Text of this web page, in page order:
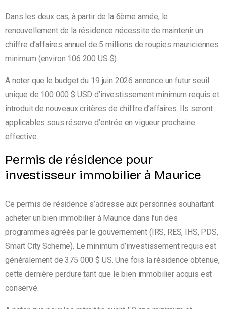
Dans les deux cas, à partir de la 6ème année, le
renouvellement de la résidence nécessite de maintenir un
chiffre d’affaires annuel de 5 millions de roupies mauriciennes
minimum (environ 106 200 US $).
A noter que le budget du 19 juin 2026 annonce un futur seuil
unique de 100 000 $ USD d’investissement minimum requis et
introduit de nouveaux critères de chiffre d’affaires. Ils seront
applicables sous réserve d’entrée en vigueur prochaine
effective.
Permis de résidence pour
investisseur immobilier à Maurice
Ce permis de résidence s’adresse aux personnes souhaitant
acheter un bien immobilier à Maurice dans l’un des
programmes agréés par le gouvernement ( IRS, RES, IHS, PDS,
Smart City Scheme). Le minimum d’investissement requis est
généralement de 375 000 $ US. Une fois la résidence obtenue,
cette dernière perdure tant que le bien immobilier acquis est
conservé.